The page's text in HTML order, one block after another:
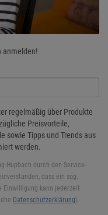
anmelden!
regelmäßig über Produkte
Preisvorteile,
sowie Tipps und Trends aus
werden.
Hupbach durch den Service-
dass ein sog.
Einwilligung kann jederzeit
Datenschutzerklärung).